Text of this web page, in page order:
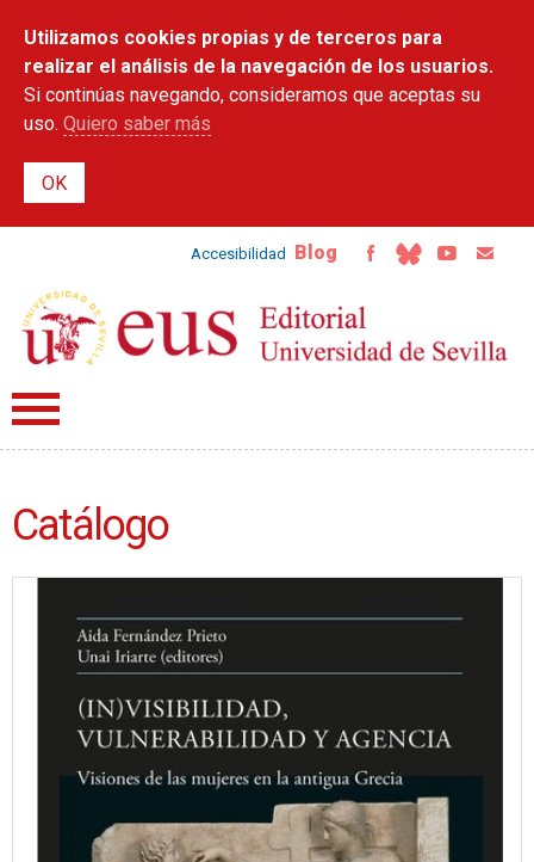
contenido
principal
Utilizamos cookies propias y de terceros para
realizar el análisis de la navegación de los usuarios.
Si continúas navegando, consideramos que aceptas su
uso. Quiero saber más
Accesibilidad Blog
Catálogo